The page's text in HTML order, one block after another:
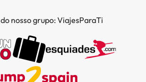
nosso grupo: ViajesParaTi